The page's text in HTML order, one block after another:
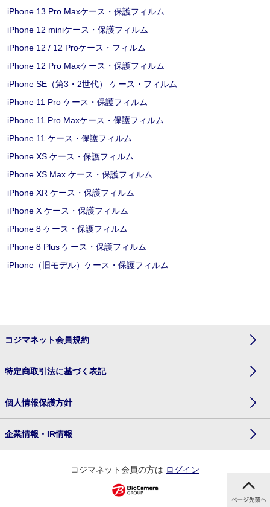
iPhone 13 Pro Maxケース・保護フィルム
iPhone 12 miniケース・保護フィルム
iPhone 12 / 12 Proケース・フィルム
iPhone 12 Pro Maxケース・保護フィルム
iPhone SE（第3・2世代） ケース・フィルム
iPhone 11 Pro ケース・保護フィルム
iPhone 11 Pro Maxケース・保護フィルム
iPhone 11 ケース・保護フィルム
iPhone XS ケース・保護フィルム
iPhone XS Max ケース・保護フィルム
iPhone XR ケース・保護フィルム
iPhone X ケース・保護フィルム
iPhone 8 ケース・保護フィルム
iPhone 8 Plus ケース・保護フィルム
iPhone（旧モデル）ケース・保護フィルム
コジマネット会員規約
特定商取引法に基づく表記
個人情報保護方針
企業情報・IR情報
コジマネット会員の方は ログイン